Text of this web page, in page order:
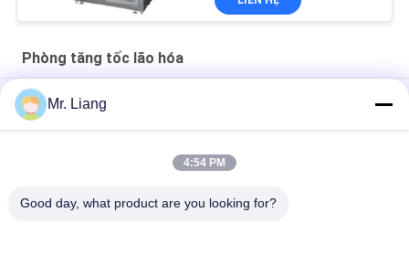
Phòng tăng tốc lão hóa
Chống lão hóa tăng tốc lão hóa buồng với kiểm soát nhiệt độ
Máy kiểm tra đèn UV chống lão hóa
Thông gió bằng khí Ozone Phòng kiểm tra lão hóa môi trường
Mr. Liang
4:54 PM
Good day, what product are you looking for?